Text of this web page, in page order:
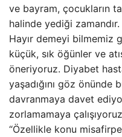
ve bayram, çocukların
halinde yediği
Hayır demeyi bilmemiz
küçük, sık öğünler ve
öneriyoruz. Diyabet
yaşadığını göz önünde
davranmaya davet
zorlamamaya
“Özellikle konu